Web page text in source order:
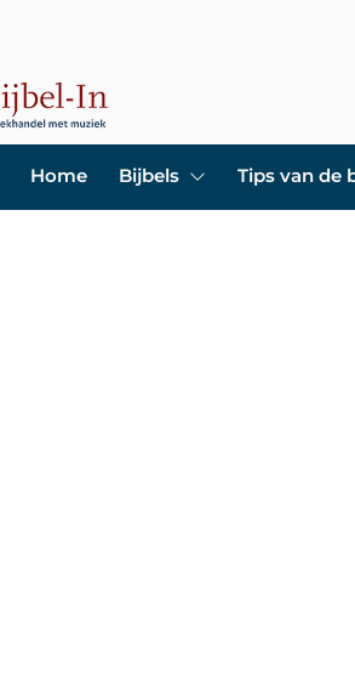
Home Bijbels Tips van de